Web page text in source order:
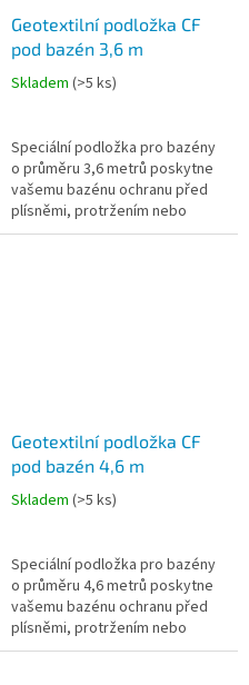
Geotextilní podložka CF
pod bazén 3,6 m
Skladem (>5 ks)
Speciální podložka pro bazény
o průměru 3,6 metrů poskytne
vašemu bazénu ochranu před
plísněmi, protržením nebo
prorůstáním trávy.
Geotextilní podložka CF
pod bazén 4,6 m
Skladem (>5 ks)
Speciální podložka pro bazény
o průměru 4,6 metrů poskytne
vašemu bazénu ochranu před
plísněmi, protržením nebo
prorůstáním trávy.